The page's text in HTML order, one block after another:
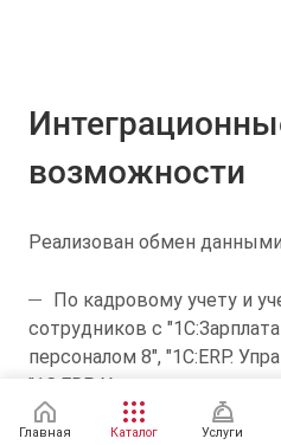
возможности
Реализован обмен
По кадровому учету и
сотрудников с "1С:Зарплата
персоналом 8", "1С:ERP.
"1С:ERP Управление
отраслевыми ERP-
Главная Каталог Услуги